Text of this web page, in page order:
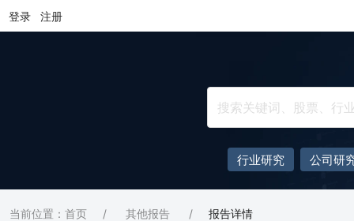
登录 注册
行业研究 公司研
当前位置：首页 / 其他报告 / 报告详情